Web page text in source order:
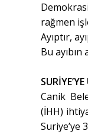
rağmen
Ayıptır,
Bu
Canik
(İHH)
Suriye’ye